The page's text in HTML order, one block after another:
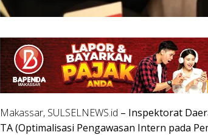
Makassar, SULSELNEWS.id – Inspektorat
TA (Optimalisasi Pengawasan Intern pada